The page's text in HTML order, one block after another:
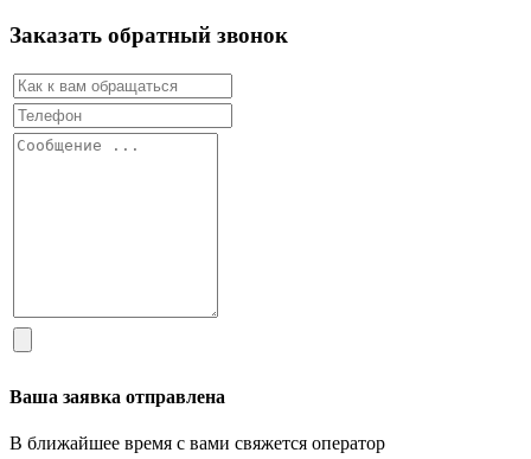
Заказать обратный звонок
Ваша заявка отправлена
В ближайшее время с вами свяжется оператор